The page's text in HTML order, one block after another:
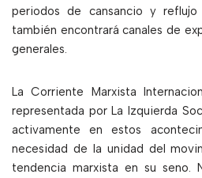
periodos de cansancio y
también encontrará canales de
generales.
La Corriente Marxista
representada por La Izquierda
activamente en estos
necesidad de la unidad del
tendencia marxista en su seno.